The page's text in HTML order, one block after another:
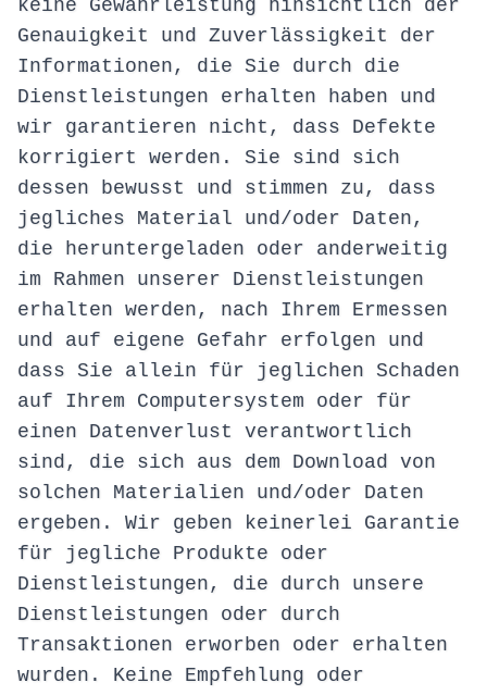
keine Gewährleistung hinsichtlich der
Genauigkeit und Zuverlässigkeit der
Informationen, die Sie durch die
Dienstleistungen erhalten haben und
wir garantieren nicht, dass Defekte
korrigiert werden. Sie sind sich
dessen bewusst und stimmen zu, dass
jegliches Material und/oder Daten,
die heruntergeladen oder anderweitig
im Rahmen unserer Dienstleistungen
erhalten werden, nach Ihrem Ermessen
und auf eigene Gefahr erfolgen und
dass Sie allein für jeglichen Schaden
auf Ihrem Computersystem oder für
einen Datenverlust verantwortlich
sind, die sich aus dem Download von
solchen Materialien und/oder Daten
ergeben. Wir geben keinerlei Garantie
für jegliche Produkte oder
Dienstleistungen, die durch unsere
Dienstleistungen oder durch
Transaktionen erworben oder erhalten
wurden. Keine Empfehlung oder